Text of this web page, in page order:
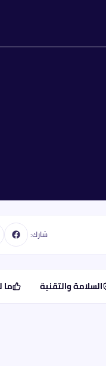
شارك:
السلامة والتقنية ما